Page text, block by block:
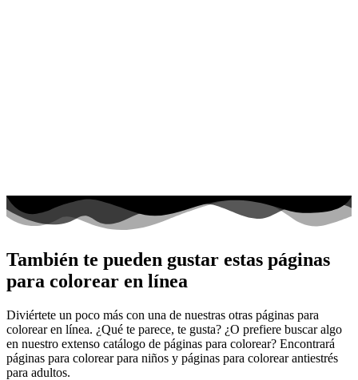
También te pueden gustar estas páginas
para colorear en línea
Diviértete un poco más con una de nuestras otras páginas para
colorear en línea. ¿Qué te parece, te gusta? ¿O prefiere buscar algo
en nuestro extenso catálogo de páginas para colorear? Encontrará
páginas para colorear para niños y páginas para colorear antiestrés
para adultos.